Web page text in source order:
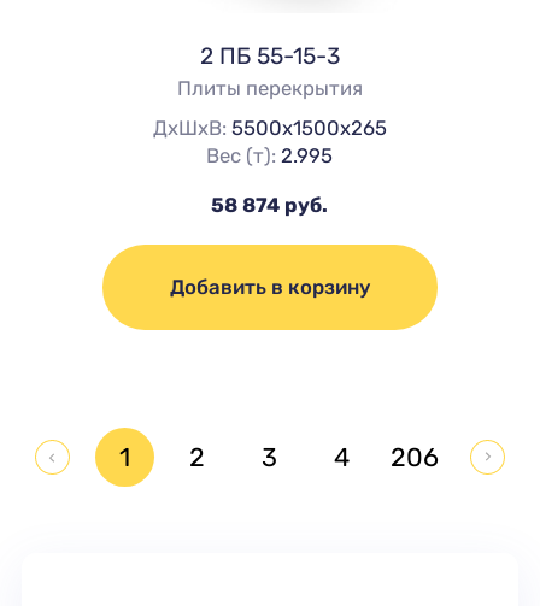
2 ПБ 55-15-3
Плиты перекрытия
ДхШхВ: 5500х1500х265
Вес (т):2.995
58 874 руб.
Добавить в корзину
1 2 3 4 206